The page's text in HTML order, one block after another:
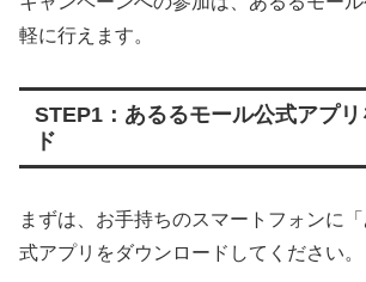
軽に行えます。
STEP1：あるるモール公式アプ
ド
まずは、お手持ちのスマートフォンに
式アプリをダウンロードしてください。